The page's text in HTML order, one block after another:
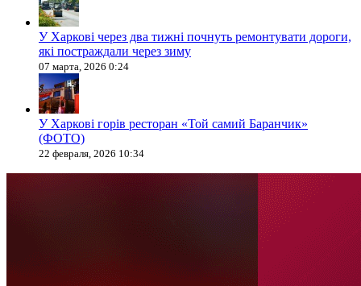
У Харкові через два тижні почнуть ремонтувати дороги,
які постраждали через зиму
07 марта, 2026 0:24
У Харкові горів ресторан «Той самий Баранчик»
(ФОТО)
22 февраля, 2026 10:34